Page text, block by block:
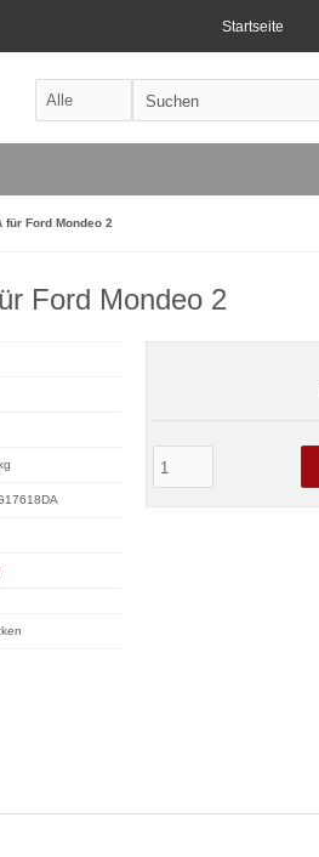
Startseite
Ford Mondeo 2
Ford Mondeo 2